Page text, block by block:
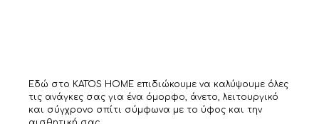
Εδώ στο KATOS HOME επιδιώκουμε να καλύψουμε όλες
τις ανάγκες σας για ένα όμορφο, άνετο, λειτουργικό
και σύγχρονο σπίτι σύμφωνα με το ύφος και την